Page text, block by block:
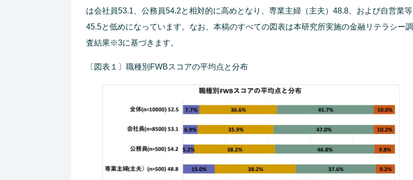
は会社員53.1、公務員54.2と相対的に高めとなり、専業主婦（主夫）48.8、および自営業等
45.5と低めになっています。なお、本稿のすべての図表は本研究所実施の金融リテラシー調
査結果※3に基づきます。
〔図表１〕職種別FWBスコアの平均点と分布